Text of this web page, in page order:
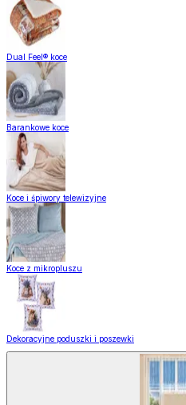
Dual Feel® koce
Barankowe koce
Koce i śpiwory telewizyjne
Koce z mikropluszu
Dekoracyjne poduszki i poszewki